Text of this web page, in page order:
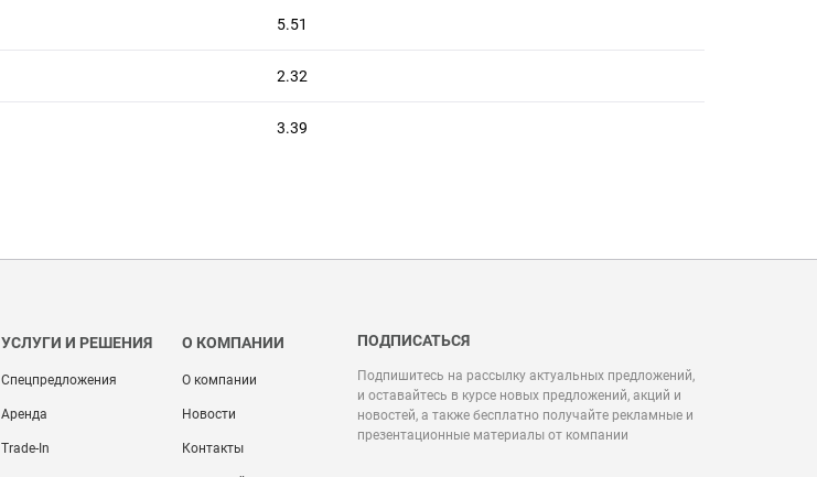
5.51
2.32
3.39
УСЛУГИ И РЕШЕНИЯ
Спецпредложения
Аренда
Trade-In
О КОМПАНИИ
О компании
Новости
Контакты
ПОДПИСАТЬСЯ
Подпишитесь на рассылку актуальных предложений,
и оставайтесь в курсе новых предложений, акций и
новостей, а также бесплатно получайте рекламные и
презентационные материалы от компании